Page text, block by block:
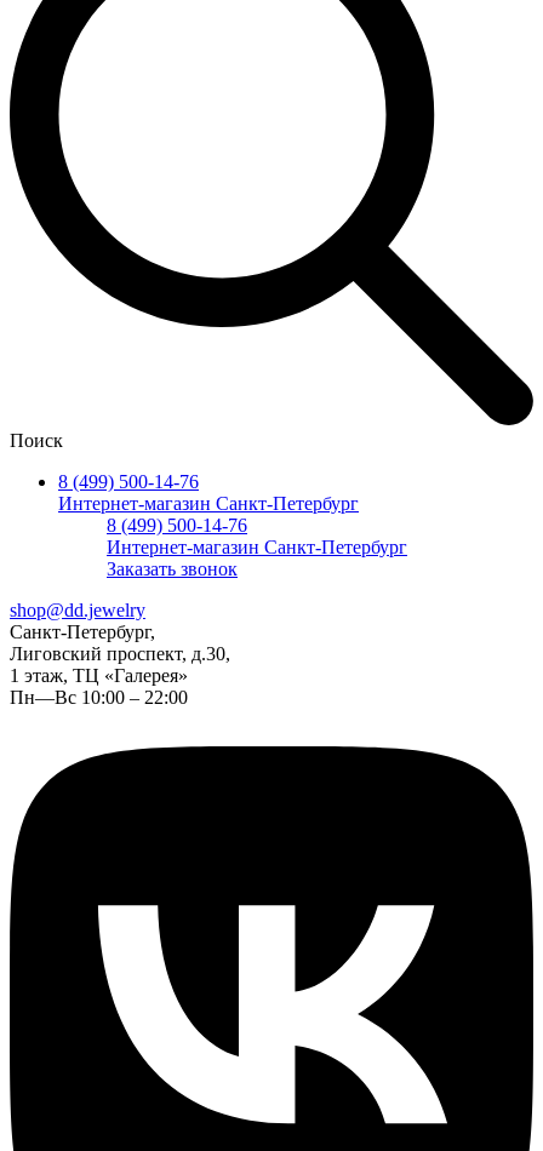
Поиск
8 (499) 500-14-76
Интернет-магазин Санкт-Петербург
8 (499) 500-14-76
Интернет-магазин Санкт-Петербург
Заказать звонок
shop@dd.jewelry
Санкт-Петербург,
Лиговский проспект, д.30,
1 этаж, ТЦ «Галерея»
Пн—Вс 10:00 – 22:00